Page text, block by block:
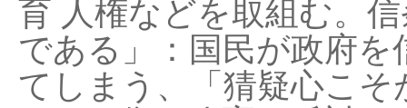
育 人権などを取組む。
である」：国民が政府
てしまう、「猜疑心こ